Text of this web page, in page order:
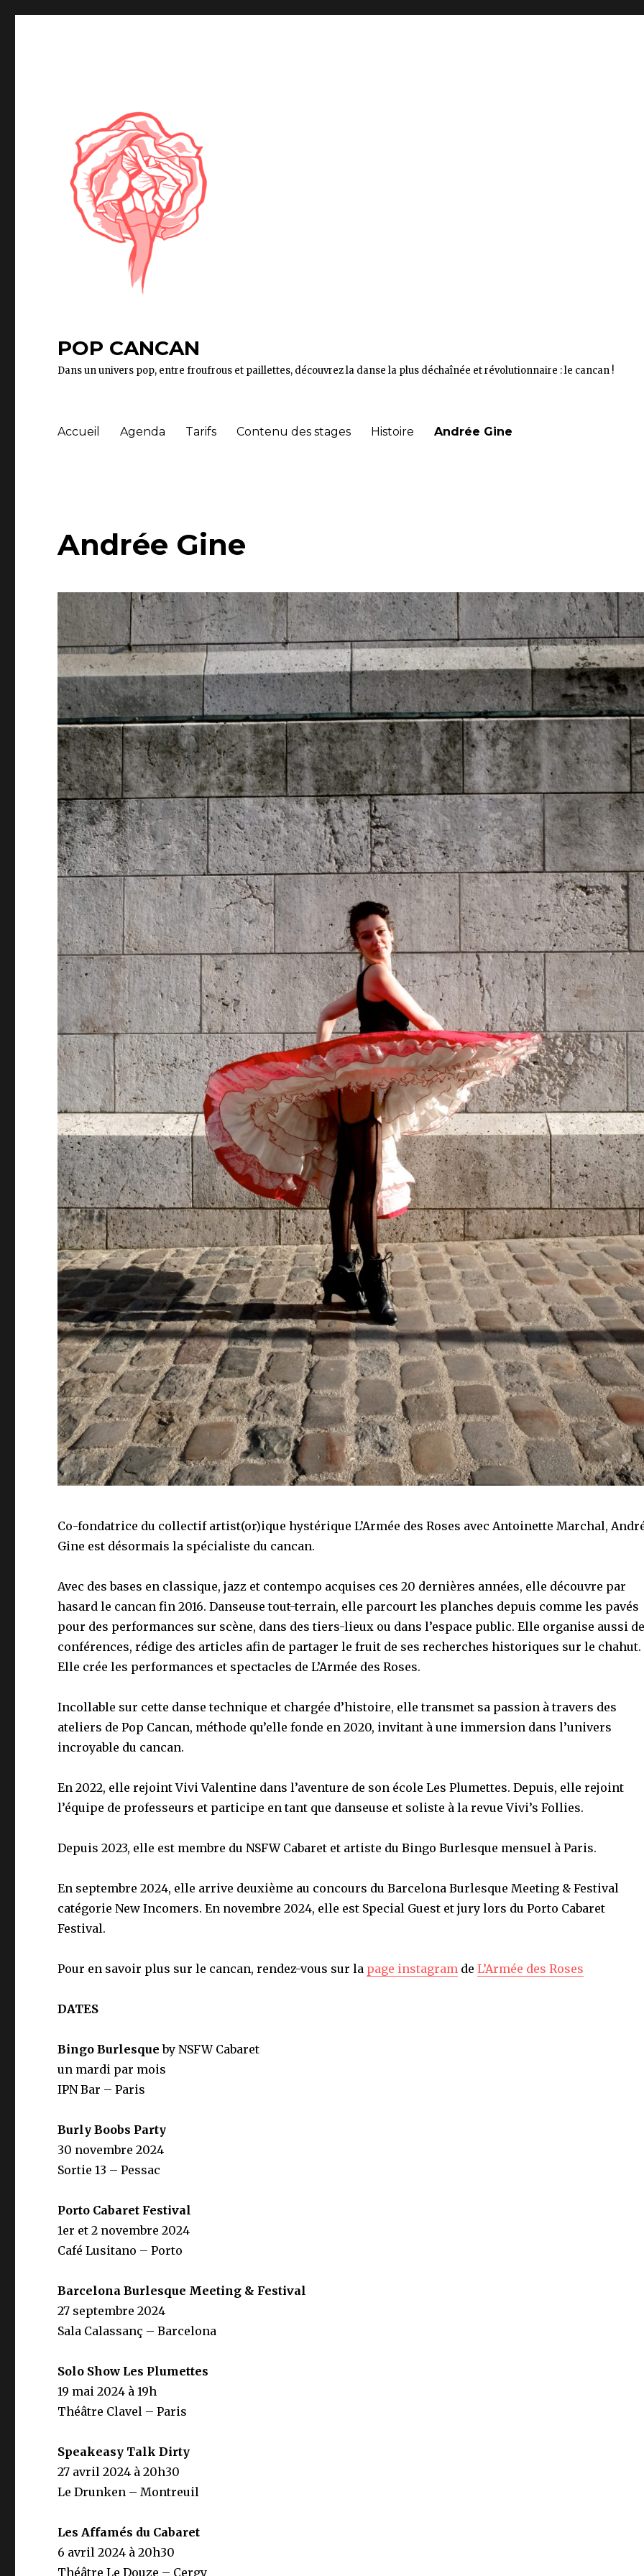
POP CANCAN
Dans un univers pop, entre froufrous et paillettes, découvrez la danse la plus déchaînée et révolutionnaire : le cancan !
Accueil Agenda Tarifs Contenu des stages Histoire Andrée Gine
Andrée Gine
Co-fondatrice du collectif artist(or)ique hystérique L’Armée des Roses avec Antoinette Marchal,
Gine est désormais la spécialiste du cancan.
Avec des bases en classique, jazz et contempo acquises ces 20 dernières années, elle découvre par
hasard le cancan fin 2016. Danseuse tout-terrain, elle parcourt les planches depuis comme les pavés
pour des performances sur scène, dans des tiers-lieux ou dans l’espace public. Elle organise aussi
conférences, rédige des articles afin de partager le fruit de ses recherches historiques sur le chahut.
Elle crée les performances et spectacles de L’Armée des Roses.
Incollable sur cette danse technique et chargée d’histoire, elle transmet sa passion à travers des
ateliers de Pop Cancan, méthode qu’elle fonde en 2020, invitant à une immersion dans l’univers
incroyable du cancan.
En 2022, elle rejoint Vivi Valentine dans l’aventure de son école Les Plumettes. Depuis, elle rejoint
l’équipe de professeurs et participe en tant que danseuse et soliste à la revue Vivi’s Follies.
Depuis 2023, elle est membre du NSFW Cabaret et artiste du Bingo Burlesque mensuel à Paris.
En septembre 2024, elle arrive deuxième au concours du Barcelona Burlesque Meeting & Festival
catégorie New Incomers. En novembre 2024, elle est Special Guest et jury lors du Porto Cabaret
Festival.
Pour en savoir plus sur le cancan, rendez-vous sur la page instagram deL’Armée des Roses
DATES
Bingo Burlesque by NSFW Cabaret
un mardi par mois
IPN Bar – Paris
Burly Boobs Party
30 novembre 2024
Sortie 13 – Pessac
Porto Cabaret Festival
1er et 2 novembre 2024
Café Lusitano – Porto
Barcelona Burlesque Meeting & Festival
27 septembre 2024
Sala Calassanç – Barcelona
Solo Show Les Plumettes
19 mai 2024 à 19h
Théâtre Clavel – Paris
Speakeasy Talk Dirty
27 avril 2024 à 20h30
Le Drunken – Montreuil
Les Affamés du Cabaret
6 avril 2024 à 20h30
Théâtre Le Douze – Cergy